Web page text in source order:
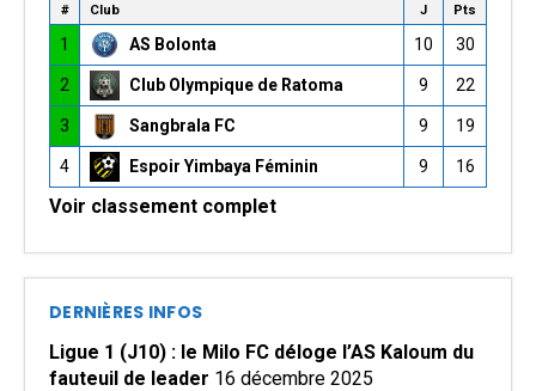
# Club J Pts
1 AS Bolonta 10 30
2 Club Olympique de Ratoma 9 22
3 Sangbrala FC 9 19
4 Espoir Yimbaya Féminin 9 16
Voir classement complet
DERNIÈRES INFOS
Ligue 1 (J10) : le Milo FC déloge l’AS Kaloum du
fauteuil de leader 16 décembre 2025